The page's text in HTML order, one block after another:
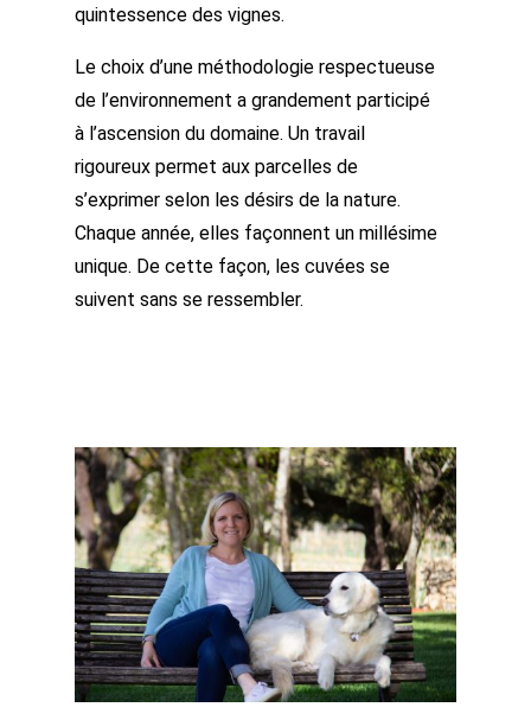
quintessence des vignes.
Le choix d’une méthodologie respectueuse
de l’environnement a grandement participé
à l’ascension du domaine. Un travail
rigoureux permet aux parcelles de
s’exprimer selon les désirs de la nature.
Chaque année, elles façonnent un millésime
unique. De cette façon, les cuvées se
suivent sans se ressembler.